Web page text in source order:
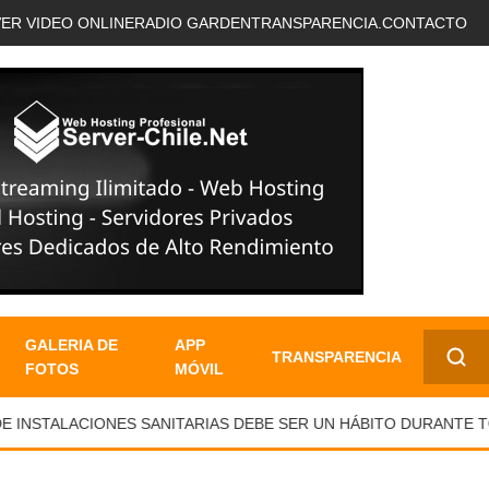
VIDEO ONLINERADIO GARDENTRANSPARENCIA. CONTACTO
GALERIA DE
FOTOS
APP
MÓVIL
TRANSPARENCIA
✕
SANITARIAS DEBE SER UN HÁBITO DURANTE